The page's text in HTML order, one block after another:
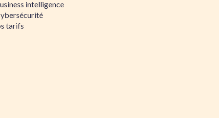
intelligence
tarifs